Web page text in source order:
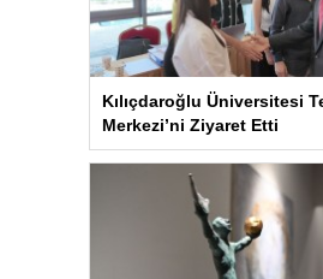
Kılıçdaroğlu Üniversitesi
Merkezi’ni Ziyaret Etti